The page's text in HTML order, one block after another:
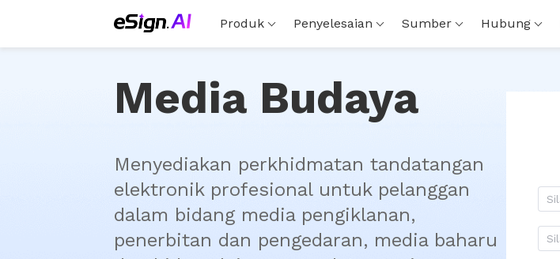
Produk Penyelesaian Sumber Hubung
Media Budaya
Menyediakan perkhidmatan tandatangan
elektronik profesional untuk pelanggan
dalam bidang media pengiklanan,
penerbitan dan pengedaran, media baharu